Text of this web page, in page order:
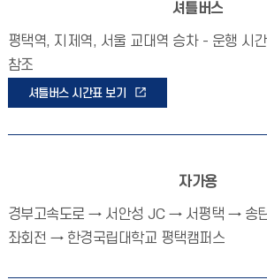
셔틀버스
평택역, 지제역, 서울 교대역 승차 - 운행 시
참조
셔틀버스 시간표 보기
자가용
경부고속도로 → 서안성 JC → 서평택 → 송
좌회전 → 한경국립대학교 평택캠퍼스